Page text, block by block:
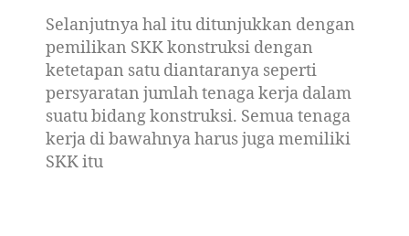
Selanjutnya hal itu ditunjukkan dengan
pemilikan SKK konstruksi dengan
ketetapan satu diantaranya seperti
persyaratan jumlah tenaga kerja dalam
suatu bidang konstruksi. Semua tenaga
kerja di bawahnya harus juga memiliki
SKK itu